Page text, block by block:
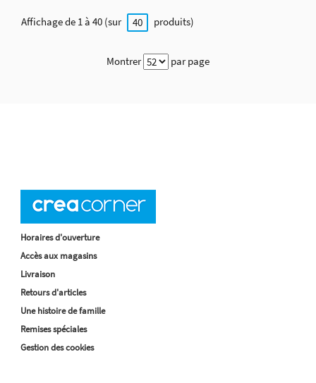
Affichage de 1 à 40 (sur 40 produits)
Montrer par page
Horaires d'ouverture
Accès aux magasins
Livraison
Retours d'articles
Une histoire de famille
Remises spéciales
Gestion des cookies